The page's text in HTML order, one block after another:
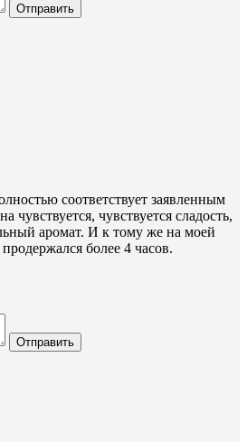
Отправить
соответствует заявленным
чувствуется, чувствуется сладость,
аромат. И к тому же на моей
более 4 часов.
Отправить